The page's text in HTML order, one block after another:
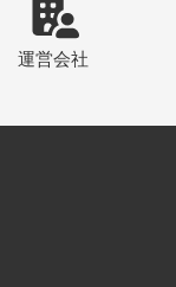
運営会社